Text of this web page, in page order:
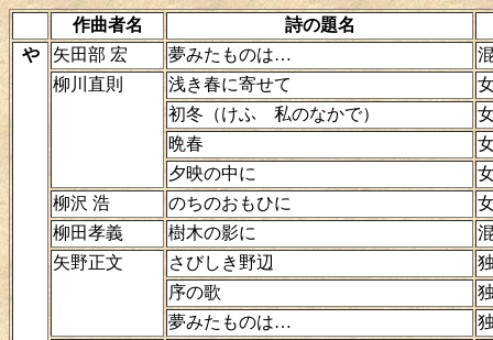
作曲者名
詩の題名
や
矢田部 宏 夢みたものは…
柳川直則
浅き春に寄せて
初冬（けふ 私のなかで）
晩春
夕映の中に
柳沢 浩
のちのおもひに
柳田孝義
樹木の影に
矢野正文
さびしき野辺
序の歌
夢みたものは…